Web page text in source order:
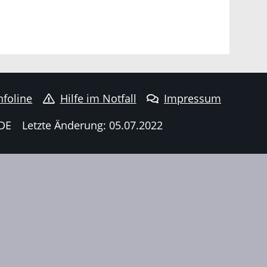
Hilfe im Notfall
Impressum
Letzte Änderung: 05.07.2022